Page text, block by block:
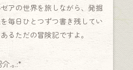
アの世界を旅しながら、発掘
毎日ひとつずつ書き残してい
るただの冒険記ですよ。
.｡.:*